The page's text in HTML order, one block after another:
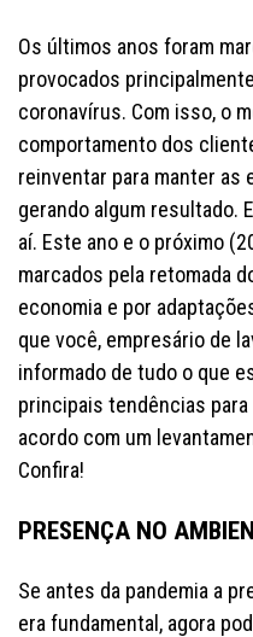
Os últimos anos foram
provocados
coronavírus. Com isso, o
comportamento dos
reinventar para manter as
gerando algum resultado.
aí. Este ano e o próximo
marcados pela retomada
economia e por
que você, empresário de
informado de tudo o que
principais tendências
acordo com um
Confira!
PRESENÇA NO
Se antes da pandemia a
era fundamental, agora